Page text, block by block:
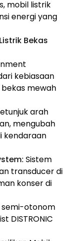
mobil listrik
energi yang
Bekas
kebiasaan
mewah
arah
mengubah
kendaraan
Sistem
transducer di
konser di
semi-otonom
DISTRONIC